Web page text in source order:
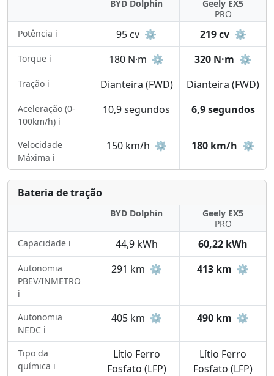
BYD Dolphin
Geely EX5
PRO
Potência ℹ️
95 cv ⚙️ 219 cv ⚙️
Torque ℹ️ 180 N·m ⚙️ 320 N·m ⚙️
Tração ℹ️ Dianteira (FWD) Dianteira (FWD)
Aceleração (0-
100km/h) ℹ️
10,9 segundos 6,9 segundos
Velocidade
Máxima ℹ️
150 km/h ⚙️ 180 km/h ⚙️
Bateria de tração
BYD Dolphin
Geely EX5
PRO
Capacidade ℹ️
44,9 kWh 60,22 kWh
Autonomia
PBEV/INMETRO
ℹ️
291 km ⚙️ 413 km ⚙️
Autonomia
NEDC ℹ️
405 km ⚙️ 490 km ⚙️
Tipo da
química ℹ️
Lítio Ferro
Fosfato (LFP)
Lítio Ferro
Fosfato (LFP)